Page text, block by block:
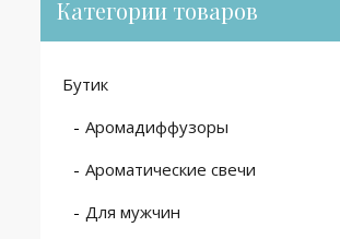
Категории товаров
Бутик
Аромадиффузоры
Ароматические свечи
Для мужчин